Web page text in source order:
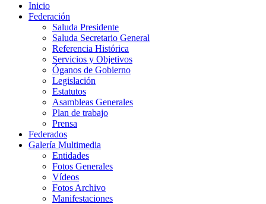
Inicio
Federación
Saluda Presidente
Saluda Secretario General
Referencia Histórica
Servicios y Objetivos
Óganos de Gobierno
Legislación
Estatutos
Asambleas Generales
Plan de trabajo
Prensa
Federados
Galería Multimedia
Entidades
Fotos Generales
Vídeos
Fotos Archivo
Manifestaciones